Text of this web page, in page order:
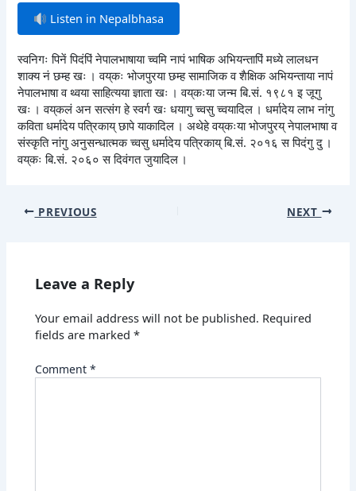
Listen in Nepalbhasa
स्वनिगः पिनें पिदंपिं नेपालभाषाया च्वमि नापं भाषिक अभियन्तापिं मध्ये लालधन
शाक्य नं छम्ह खः । वय्‌कः भोजपुरया छम्ह सामाजिक व शैक्षिक अभियन्ताया नापं
नेपालभाषा व थ्वया साहित्यया ज्ञाता खः । वय्‌कःया जन्म बि.सं. १९८१ इ जूगु
खः । वय्‌कलं अन सत्संग हे स्वर्ग खः धयागु च्वसु च्वयादिल । धर्मादेय लाभ नांगु
कविता धर्मादेय पत्रिकाय् छापे याकादिल । अथेहे वय्‌कःया भोजपुरय् नेपालभाषा व
संस्कृति नांगु अनुसन्धात्मक च्वसु धर्मादेय पत्रिकाय् बि.सं. २०१६ स पिदंगु दु ।
वय्‌कः बि.सं. २०६० स दिवंगत जुयादिल ।
PREVIOUS NEXT
Leave a Reply
Your email address will not be published. Required
fields are marked*
Comment*